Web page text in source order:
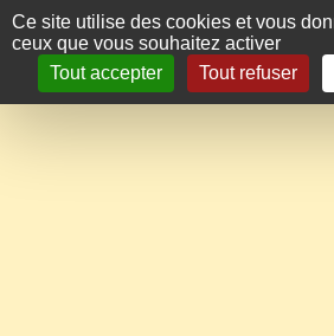
Panneau de gestion des cookies
Ce site utilise des cookies et vous
ceux que vous souhaitez activer
Tout accepter
Tout refuser